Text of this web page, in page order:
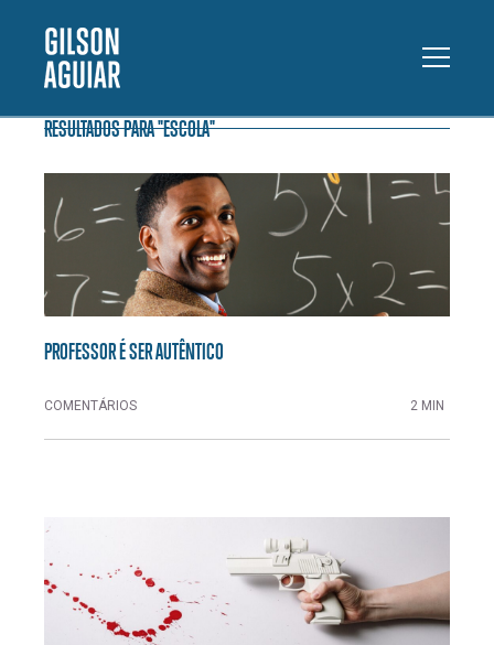
RESULTADOS PARA "ESCOLA"
PROFESSOR É SER AUTÊNTICO
COMENTÁRIOS 2 MIN